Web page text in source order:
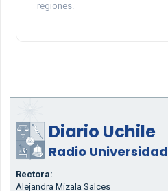
regiones.
Diario Uchile
Radio
Rectora:
Alejandra Mizala Salces